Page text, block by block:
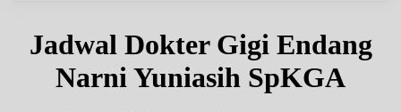
Jadwal Dokter Gigi Endang
Narni Yuniasih SpKGA